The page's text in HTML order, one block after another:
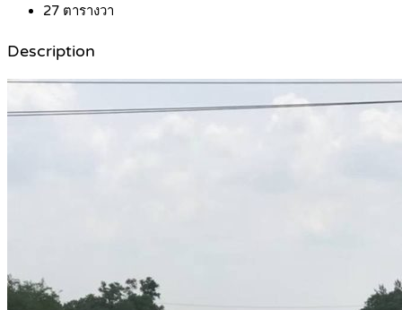
27 ตารางวา
Description